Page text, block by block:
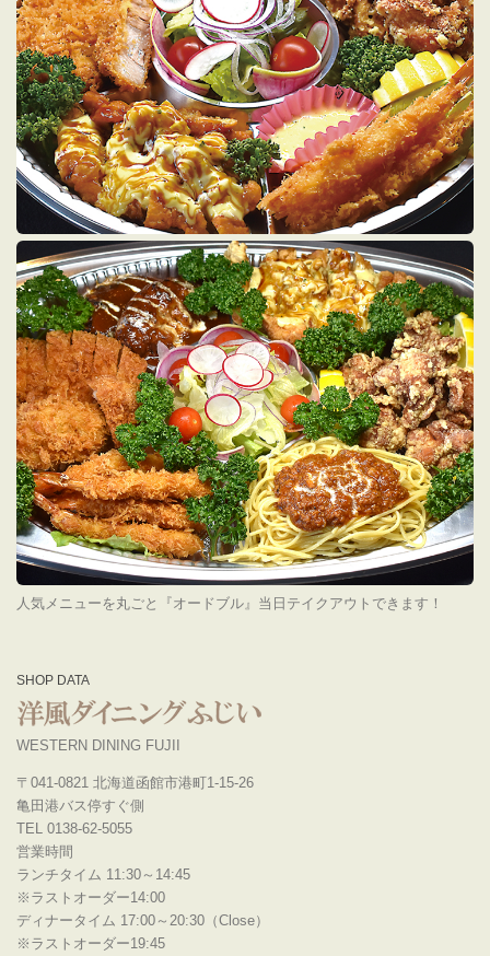
人気メニューを丸ごと『オードブル』当日テイクアウトできます！
SHOP DATA
WESTERN DINING FUJII
〒041-0821 北海道函館市港町1-15-26
亀田港バス停すぐ側
TEL 0138-62-5055
営業時間
ランチタイム 11:30～14:45
※ラストオーダー14:00
ディナータイム 17:00～20:30（Close）
※ラストオーダー19:45